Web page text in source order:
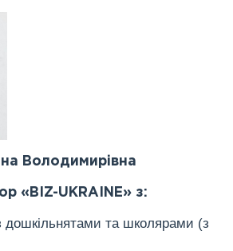
Володимирівна
«BIZ-UKRAINE» з:
дошкільнятами та школярами (з